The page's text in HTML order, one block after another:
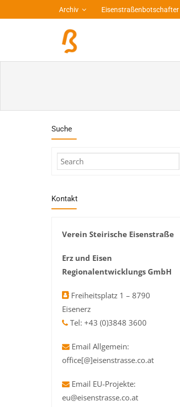
Archiv Eisenstraßenbotschafter
Suche
Kontakt
Verein Steirische Eisenstraße
Erz und Eisen
Regionalentwicklungs GmbH
Freiheitsplatz 1 – 8790
Eisenerz
Tel: +43 (0)3848 3600
Email Allgemein:
office[@]eisenstrasse.co.at
Email EU-Projekte:
eu@eisenstrasse.co.at